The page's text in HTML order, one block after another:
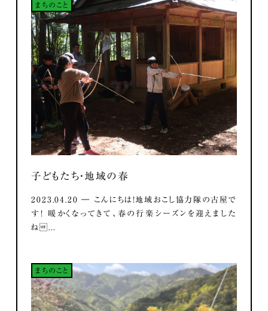
まちのこと
子どもたち・地域の春
2023.04.20 ― こんにちは！地域おこし協力隊の古屋で
す！ 暖かくなってきて、春の行楽シーズンを迎えました
ね...
まちのこと